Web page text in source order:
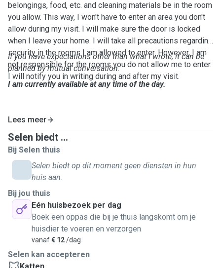
belongings, food, etc. and cleaning materials be in the room
you allow. This way, I won't have to enter an area you don't
allow during my visit. I will make sure the door is locked
when I leave your home. I will take all precautions regarding
security in the rooms I am allowed to enter. However, I am
not responsible for the rooms you do not allow me to enter.
I will notify you in writing during and after my visit.
If you have expectations other than what I wrote, it can be
planned by mutual conversation.
I am currently available at any time of the day.
Lees meer
Selen biedt ...
Bij Selen thuis
Selen biedt op dit moment geen diensten in hun
huis aan.
Bij jou thuis
Eén huisbezoek per dag
Boek een oppas die bij je thuis langskomt om je
huisdier te voeren en verzorgen
vanaf€ 12/dag
Selen kan accepteren